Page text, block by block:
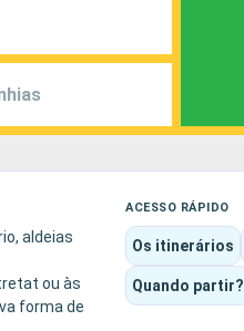
aldeias
ou às
forma de
ACESSO RÁPIDO
Os itinerários
Quando partir?